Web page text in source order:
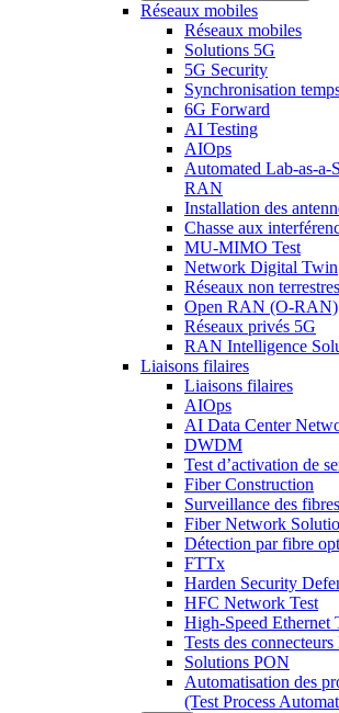
Réseaux mobiles
Réseaux mobiles
Solutions 5G
5G Security
Synchronisation
6G Forward
AI Testing
AIOps
Automated Lab-as-a-
RAN
Installation des
Chasse aux
MU-MIMO Test
Network Digital Twin
Réseaux non
Open RAN (O-RAN)
Réseaux privés 5G
RAN Intelligence
Liaisons filaires
Liaisons filaires
AIOps
AI Data Center
DWDM
Test d’activation de
Fiber Construction
Surveillance des fibres
Fiber Network
Détection par fibre
FTTx
Harden Security
HFC Network Test
High-Speed Ethernet
Tests des
Solutions PON
Automatisation des
(Test Process